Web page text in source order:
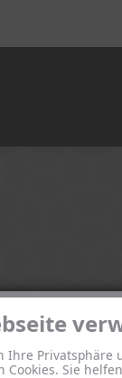
Ihre Privatsphäre
Cookies. Sie